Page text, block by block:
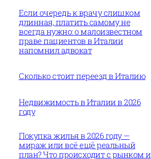
Если очередь к врачу слишком
длинная, платить самому не
всегда нужно: о малоизвестном
праве пациентов в Италии
напомнил адвокат
Сколько стоит переезд в Италию
Недвижимость в Италии в 2026
году
Покупка жилья в 2026 году —
мираж или всё ещё реальный
план? Что происходит с рынком и